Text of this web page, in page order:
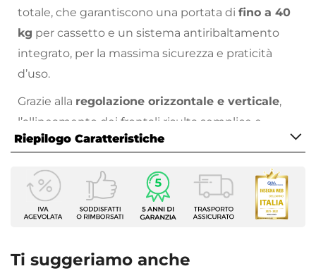
totale, che garantiscono una portata di fino a 40
kg per cassetto e un sistema antiribaltamento
integrato, per la massima sicurezza e praticità
d’uso.
Grazie alla regolazione orizzontale e verticale,
l’allineamento dei frontali risulta semplice e
preciso, anche dopo l’installazione.
nobilitato
, mentre i frontali sono in MDF
per
assicurare solidità e durata nel tempo e l’interno
antracite
Riepilogo Caratteristiche
Caratteristiche Mobile
Larghezza
89,8 cm
Ti suggeriamo anche